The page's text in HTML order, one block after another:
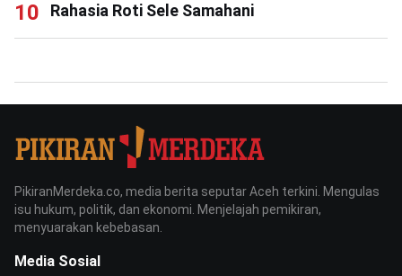
Rahasia Roti Sele Samahani
PikiranMerdeka.co, media berita seputar Aceh terkini. Mengulas
isu hukum, politik, dan ekonomi. Menjelajah pemikiran,
menyuarakan kebebasan.
Media Sosial